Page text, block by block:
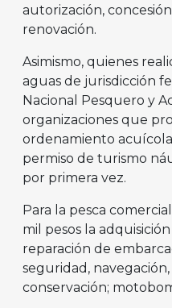
autorización,
renovación.
Asimismo, quienes
aguas de jurisdicción
Nacional Pesquero y
organizaciones que
ordenamiento
permiso de turismo
por primera vez.
Para la pesca
mil pesos la
reparación de
seguridad,
conservación;